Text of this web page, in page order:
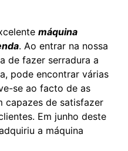
máquina
. Ao entrar na nossa
de fazer serradura a
pode encontrar várias
se ao facto de as
capazes de satisfazer
Em junho deste
a máquina